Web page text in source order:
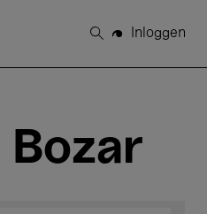
Zoeken
Inloggen
Bozar